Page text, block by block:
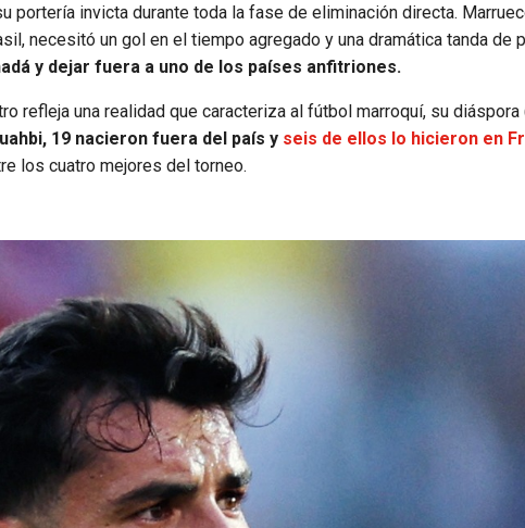
portería invicta durante toda la fase de eliminación directa.
necesitó un gol en el tiempo agregado y una dramática tanda de
y dejar fuera a uno de los países anfitriones.
refleja una realidad que caracteriza al fútbol marroquí, su
19 nacieron fuera del país y seis de ellos lo hicieron en
los cuatro mejores del torneo.